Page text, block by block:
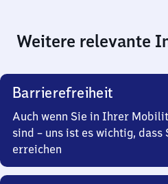
Weitere relevante
Barrierefreiheit
Auch wenn Sie in Ihrer
sind – uns ist es wichtig,
erreichen